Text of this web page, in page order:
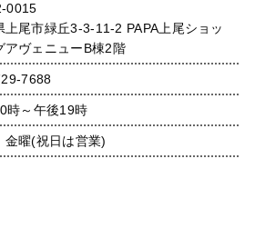
0015
上尾市緑丘3-3-11-2 PAPA上尾ショッ
アヴェニューB棟2階
7688
時～午後19時
金曜(祝日は営業)